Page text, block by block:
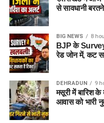
से सावधानी
BIG NEWS 8
BJP के Survey
रेड जोन में, कट
DEHRADUN 9
मसूरी में बारिश के
आवास को भारी